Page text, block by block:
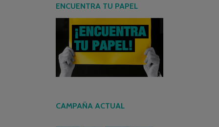
ENCUENTRA TU PAPEL
CAMPAÑA ACTUAL